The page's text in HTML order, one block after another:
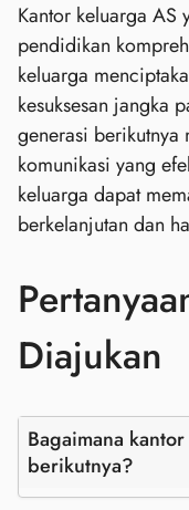
Kantor keluarga AS
pendidikan
keluarga
kesuksesan jangka
generasi berikutnya
komunikasi yang
keluarga dapat
berkelanjutan dan
Diajukan
Bagaimana
berikutnya?